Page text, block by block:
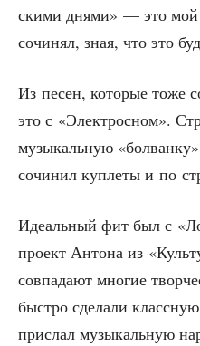
ски­ми дня­ми» — это мой
сочи­нял, зная, что это
Из песен, кото­рые тоже
это с «Элек­трос­ном».
музы­каль­ную
сочи­нил куп­ле­ты и по
Иде­аль­ный фит был с
про­ект Анто­на из
сов­па­да­ют мно­гие
быст­ро сде­ла­ли
при­слал музы­каль­ную